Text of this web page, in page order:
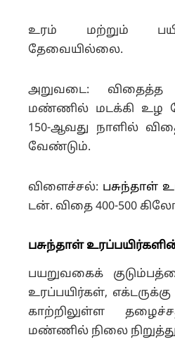
உரம் மற்றும்
தேவையில்லை.
அறுவடை: விதைத்த
மண்ணில் மடக்கி உழ
150-ஆவது நாளில்
வேண்டும்.
விளைச்சல்: பசுந்தாள்
டன். விதை 400-500
பசுந்தாள்
பயறுவகைக்
உரப்பயிர்கள்,
காற்றிலுள்ள
மண்ணில் நிலை